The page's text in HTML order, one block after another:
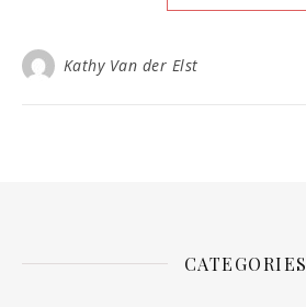
Kathy Van der Elst
CATEGORIES